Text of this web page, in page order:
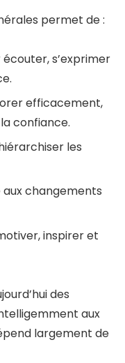
permet de :
écouter, s’exprimer
efficacement,
confiance.
les
changements
inspirer et
des
aux
largement de